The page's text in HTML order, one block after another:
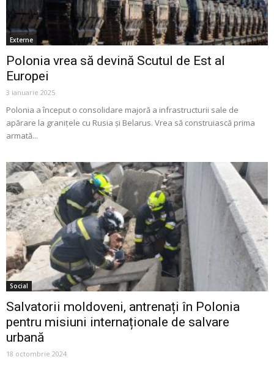
Externe
Polonia vrea să devină Scutul de Est al
Europei
3 ianuarie 2025
Polonia a început o consolidare majoră a infrastructurii sale de
apărare la granițele cu Rusia și Belarus. Vrea să construiască prima
armată...
Social
Salvatorii moldoveni, antrenați în Polonia
pentru misiuni internaționale de salvare
urbană
18 octombrie 2024